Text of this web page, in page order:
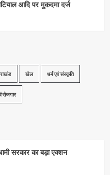
आदि पर मुकदमा दर्ज
खेल धर्म एवं संस्कृति
रोजगार
सरकार का बड़ा एक्शन